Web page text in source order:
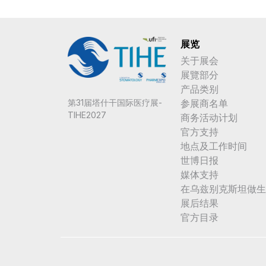
第31届塔什干国际医疗展-
TIHE2027
展览
关于展会
展覽部分
产品类别
参展商名单
商务活动计划
官方支持
地点及工作时间
世博日报
媒体支持
在乌兹别克斯坦做
展后结果
官方目录